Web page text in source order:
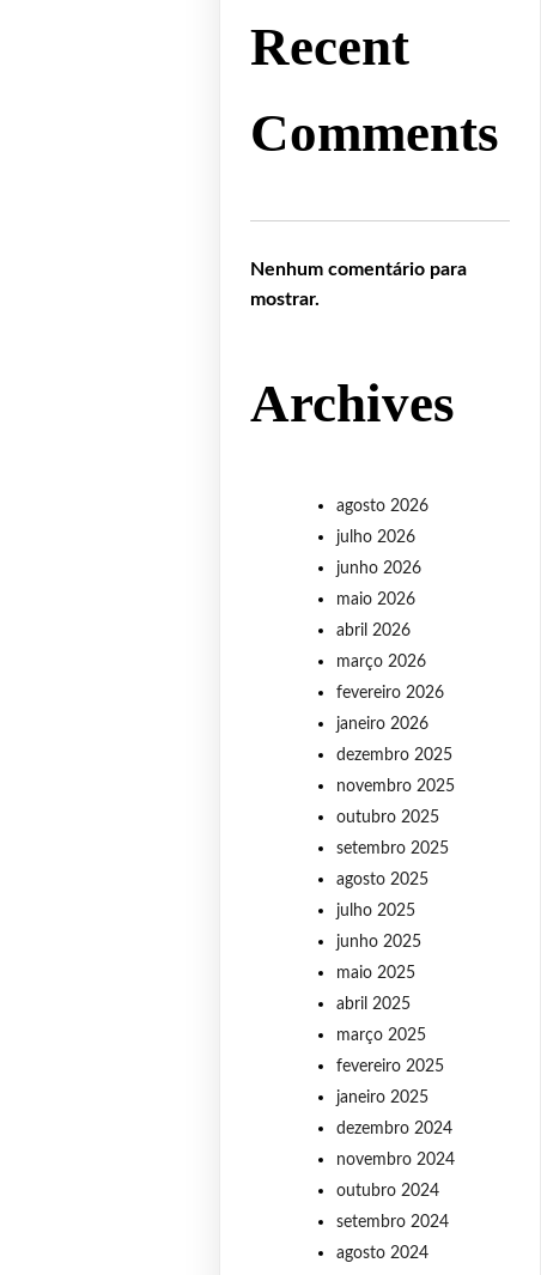
Recent
Comments
Nenhum comentário para
mostrar.
Archives
agosto 2026
julho 2026
junho 2026
maio 2026
abril 2026
março 2026
fevereiro 2026
janeiro 2026
dezembro 2025
novembro 2025
outubro 2025
setembro 2025
agosto 2025
julho 2025
junho 2025
maio 2025
abril 2025
março 2025
fevereiro 2025
janeiro 2025
dezembro 2024
novembro 2024
outubro 2024
setembro 2024
agosto 2024